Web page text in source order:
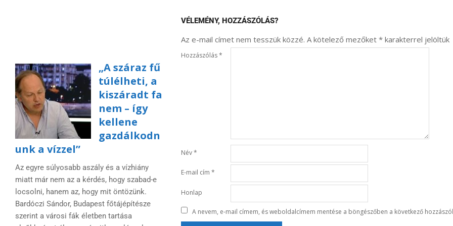
VÉLEMÉNY, HOZZÁSZÓLÁS?
Az e-mail címet nem tesszük közzé. A kötelező mezőket *karakterrel jelöltük
Hozzászólás*
Név*
E-mail cím *
Honlap
A nevem, e-mail címem, és weboldalcímem mentése a böngészőben a következő
„A száraz fű
túlélheti, a
kiszáradt fa
nem – így
kellene
gazdálkodn
unk a vízzel”
Az egyre súlyosabb aszály és a vízhiány
miatt már nem az a kérdés, hogy szabad-e
locsolni, hanem az, hogy mit öntözünk.
Bardóczi Sándor, Budapest főtájépítésze
szerint a városi fák életben tartása